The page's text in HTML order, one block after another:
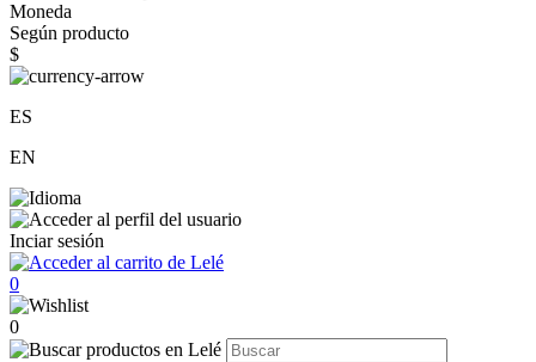
Moneda
Según producto
$
ES
EN
Inciar sesión
0
0